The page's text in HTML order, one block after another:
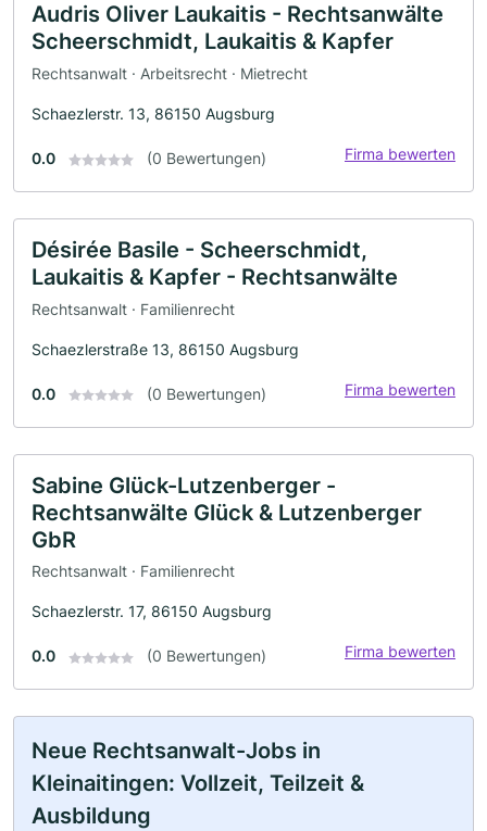
Audris Oliver Laukaitis - Rechtsanwälte
Scheerschmidt, Laukaitis & Kapfer
Rechtsanwalt · Arbeitsrecht · Mietrecht
Schaezlerstr. 13, 86150 Augsburg
0.0 (0 Bewertungen) Firma bewerten
Désirée Basile - Scheerschmidt,
Laukaitis & Kapfer - Rechtsanwälte
Rechtsanwalt · Familienrecht
Schaezlerstraße 13, 86150 Augsburg
0.0 (0 Bewertungen) Firma bewerten
Sabine Glück-Lutzenberger -
Rechtsanwälte Glück & Lutzenberger
GbR
Rechtsanwalt · Familienrecht
Schaezlerstr. 17, 86150 Augsburg
0.0 (0 Bewertungen) Firma bewerten
Neue Rechtsanwalt-Jobs in
Kleinaitingen: Vollzeit, Teilzeit &
Ausbildung